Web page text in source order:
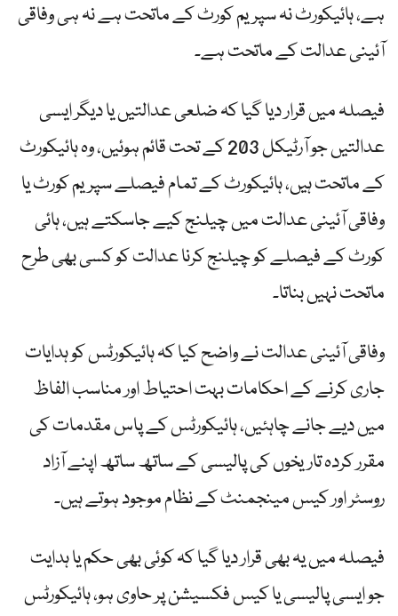
ہے، ہائیکورٹ نہ سپریم کورٹ کے ماتحت ہے نہ ہی وفاقی
آئینی عدالت کے ماتحت ہے۔
فیصلہ میں قرار دیا گیا کہ ضلعی عدالتیں یا دیگر ایسی
عدالتیں جو آرٹیکل 203 کے تحت قائم ہوئیں، وہ ہائیکورٹ
کے ماتحت ہیں، ہائیکورٹ کے تمام فیصلے سپریم کورٹ یا
وفاقی آئینی عدالت میں چیلنج کیے جاسکتے ہیں، ہائی
کورٹ کے فیصلے کو چیلنج کرنا عدالت کو کسی بھی طرح
ماتحت نہیں بناتا۔
وفاقی آئینی عدالت نے واضح کیا کہ ہائیکورٹس کو ہدایات
جاری کرنے کے احکامات بہت احتیاط اور مناسب الفاظ
میں دیے جانے چاہئیں، ہائیکورٹس کے پاس مقدمات کی
مقرر کردہ تاریخوں کی پالیسی کے ساتھ ساتھ اپنے آزاد
روسٹر اور کیس مینجمنٹ کے نظام موجود ہوتے ہیں۔
فیصلہ میں یہ بھی قرار دیا گیا کہ کوئی بھی حکم یا ہدایت
جو ایسی پالیسی یا کیس فکسیشن پر حاوی ہو، ہائیکورٹس